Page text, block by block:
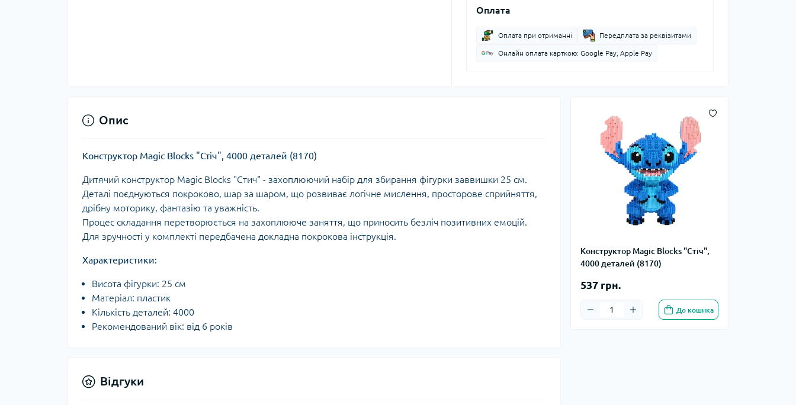
Оплата
Оплата при отриманні Передплата за реквізитами
Онлайн оплата карткою: Google Pay, Apple Pay
Конструктор Magic Blocks "Стіч",
4000 деталей (8170)
537 грн.
До кошика
Опис
Конструктор Magic Blocks "Стіч", 4000 деталей (8170)
Дитячий конструктор Magic Blocks "Стич" - захоплюючий набір для збирання фігурки заввишки 25 см.
Деталі поєднуються покроково, шар за шаром, що розвиває логічне мислення, просторове сприйняття,
дрібну моторику, фантазію та уважність.
Процес складання перетворюється на захоплююче заняття, що приносить безліч позитивних емоцій.
Для зручності у комплекті передбачена докладна покрокова інструкція.
Характеристики:
Висота фігурки: 25 см
Матеріал: пластик
Кількість деталей: 4000
Рекомендований вік: від 6 років
Відгуки